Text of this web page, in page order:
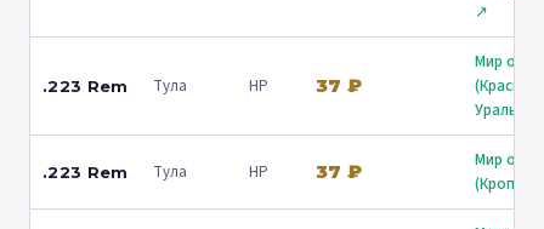
↗
.223 Rem Тула HP 37 ₽
Мир
.223 Rem Тула HP 37 ₽
Мир